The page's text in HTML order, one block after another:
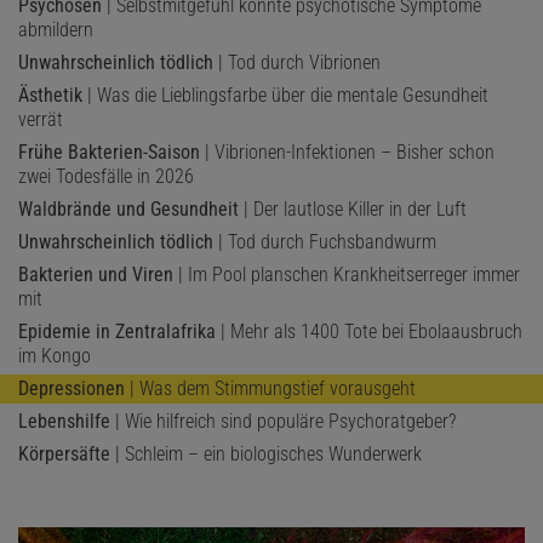
Psychosen | Selbstmitgefühl könnte psychotische Symptome
abmildern
Unwahrscheinlich tödlich | Tod durch Vibrionen
Ästhetik | Was die Lieblingsfarbe über die mentale Gesundheit
verrät
Frühe Bakterien-Saison | Vibrionen-Infektionen – Bisher schon
zwei Todesfälle in 2026
Waldbrände und Gesundheit | Der lautlose Killer in der Luft
Unwahrscheinlich tödlich | Tod durch Fuchsbandwurm
Bakterien und Viren | Im Pool planschen Krankheitserreger immer
mit
Epidemie in Zentralafrika | Mehr als 1400 Tote bei Ebolaausbruch
im Kongo
Depressionen | Was dem Stimmungstief vorausgeht
Lebenshilfe | Wie hilfreich sind populäre Psychoratgeber?
Körpersäfte | Schleim – ein biologisches Wunderwerk